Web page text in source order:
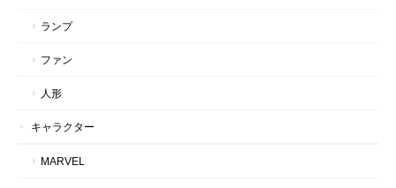
ランプ
ファン
人形
キャラクター
MARVEL